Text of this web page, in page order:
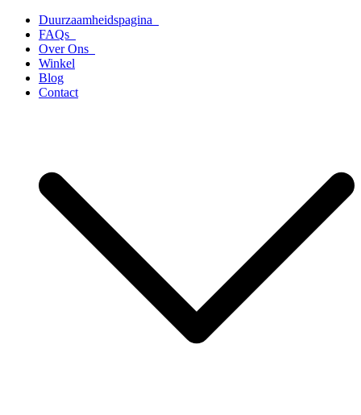
naar
inhoud
Duurzaamheidspagina
FAQs
Over Ons
Winkel
Blog
Contact